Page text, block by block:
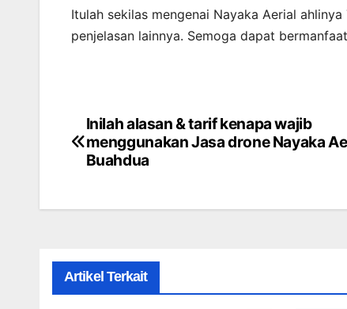
Itulah sekilas mengenai Nayaka Aerial
penjelasan lainnya. Semoga dapat
Post
navigation
Inilah alasan & tarif kenapa wajib
menggunakan Jasa drone Nayaka
Buahdua
Artikel Terkait